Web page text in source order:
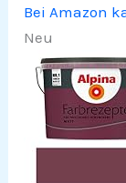
Bei Amazon
Neu